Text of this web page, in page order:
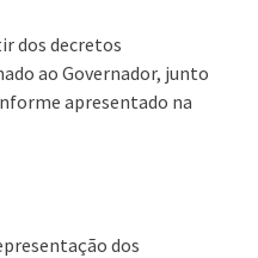
dos decretos
ao Governador, junto
apresentado na
dos